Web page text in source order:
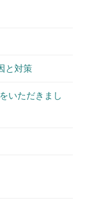
と対策
いただきまし